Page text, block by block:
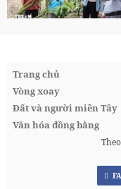
Trang chủ
Vòng xoay
Đất và người miền Tây
Văn hóa đồng bằng